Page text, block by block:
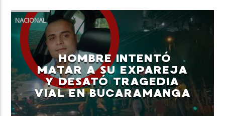
NACIONAL
HOMBRE INTENTÓ
MATAR A SU EXPAREJA
Y DESATÓ TRAGEDIA
VIAL EN BUCARAMANGA